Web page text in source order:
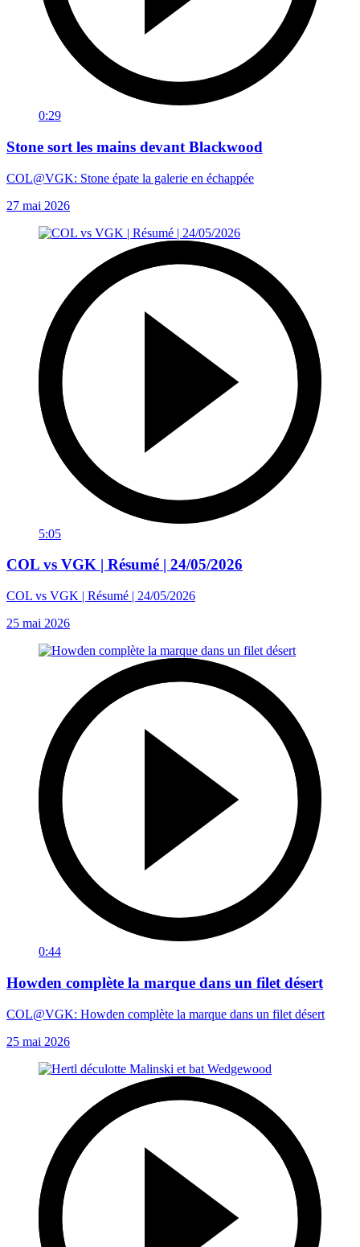
0:29
Stone sort les mains devant Blackwood
COL@VGK: Stone épate la galerie en échappée
27 mai 2026
5:05
COL vs VGK | Résumé | 24/05/2026
COL vs VGK | Résumé | 24/05/2026
25 mai 2026
0:44
Howden complète la marque dans un filet désert
COL@VGK: Howden complète la marque dans un filet désert
25 mai 2026